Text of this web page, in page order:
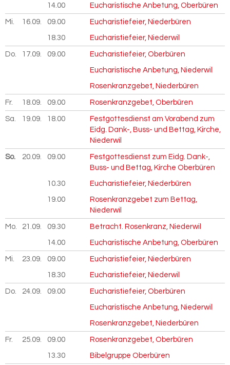
14.00 Eucharistische Anbetung, Oberbüren
Mi. 16.09. 2026
09.00 Eucharistiefeier, Niederbüren
18.30 Eucharistiefeier, Niederwil
Do. 17.09. 2026
09.00 Eucharistiefeier, Oberbüren
Eucharistische Anbetung, Niederwil
Rosenkranzgebet, Niederbüren
Fr. 18.09. 2026
09.00 Rosenkranzgebet, Oberbüren
Sa. 19.09. 2026
18.00
Festgottesdienst am Vorabend zum
Eidg. Dank-, Buss- und Bettag, Kirche,
Niederwil
So. 20.09. 2026
09.00
Festgottesdienst zum Eidg. Dank-,
Buss- und Bettag, Kirche Oberbüren
10.30 Eucharistiefeier, Niederbüren
19.00
Rosenkranzgebet zum Bettag,
Niederwil
Mo. 21.09. 2026
09.30 Betracht. Rosenkranz, Niederwil
14.00 Eucharistische Anbetung, Oberbüren
Mi. 23.09. 2026
09.00 Eucharistiefeier, Niederbüren
18.30 Eucharistiefeier, Niederwil
Do. 24.09. 2026
09.00 Eucharistiefeier, Oberbüren
Eucharistische Anbetung, Niederwil
Rosenkranzgebet, Niederbüren
Fr. 25.09. 2026
09.00 Rosenkranzgebet, Oberbüren
13.30 Bibelgruppe Oberbüren